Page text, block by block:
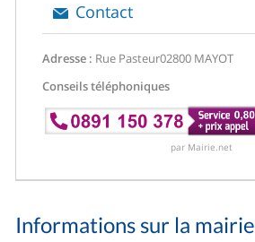
Contact
Adresse : Rue Pasteur02800 MAYOT
Conseils téléphoniques
par Mairie.net
Informations sur la mairie